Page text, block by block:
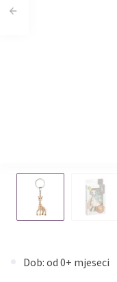
Dob: od 0+ mjeseci